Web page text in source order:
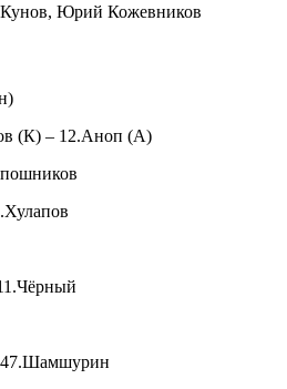
Юрий Кожевников
(К) – 12.Аноп (А)
47.Шамшурин